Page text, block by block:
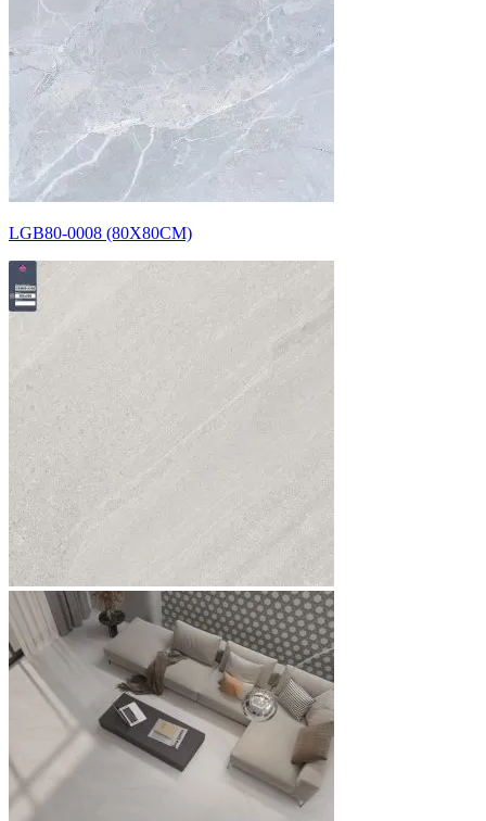
LGB80-0008 (80X80CM)